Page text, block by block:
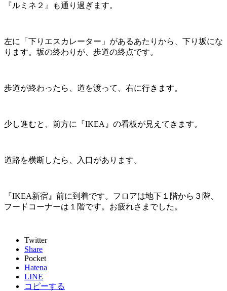
『ルミネ２』も通り過ぎます。
左に「下りエスカレーター」があるあたりから、下り坂にな
ります。坂の終わりが、歩道の終点です。
歩道が終わったら、道を渡って、右に行きます。
少し進むと、前方に『IKEA』の看板が見えてきます。
道路を横断したら、入口があります。
『IKEA新宿』前に到着です。フロアは地下１階から３階、
フードコーナーは１階です。お疲れさまでした。
Twitter
Share
Pocket
Hatena
LINE
コピーする